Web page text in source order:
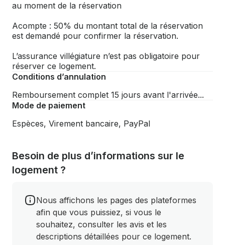
au moment de la réservation
Acompte : 50% du montant total de la réservation
est demandé pour confirmer la réservation.
L’assurance villégiature n’est pas obligatoire pour
réserver ce logement.
Conditions d’annulation
Remboursement complet 15 jours avant l'arrivée...
Mode de paiement
Espèces, Virement bancaire, PayPal
Besoin de plus d’informations sur le
logement ?
Nous affichons les pages des plateformes
afin que vous puissiez, si vous le
souhaitez, consulter les avis et les
descriptions détaillées pour ce logement.